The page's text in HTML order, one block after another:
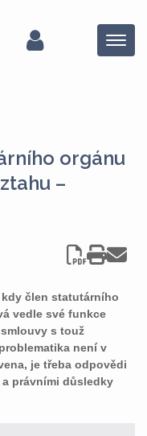
Menu
orgánu
–
člen statutárního
vedle své funkce
s touž
není v
je třeba odpovědi
právními důsledky